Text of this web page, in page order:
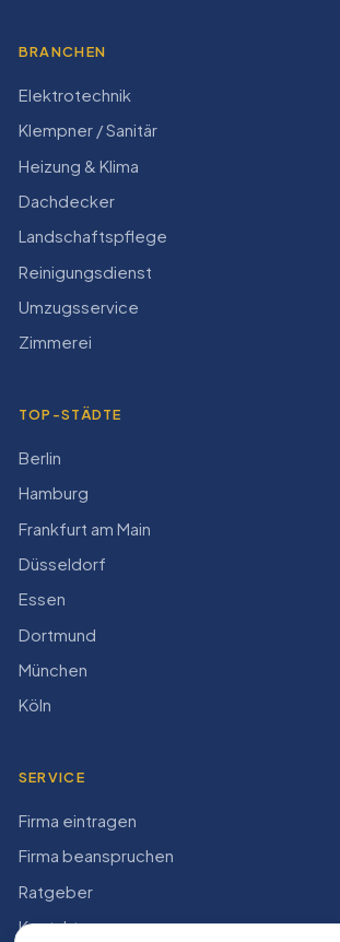
BRANCHEN
Elektrotechnik
Klempner / Sanitär
Heizung & Klima
Dachdecker
Landschaftspflege
Reinigungsdienst
Umzugsservice
Zimmerei
TOP-STÄDTE
Berlin
Hamburg
Frankfurt am Main
Düsseldorf
Essen
Dortmund
München
Köln
SERVICE
Firma eintragen
Firma beanspruchen
Ratgeber
Kontakt